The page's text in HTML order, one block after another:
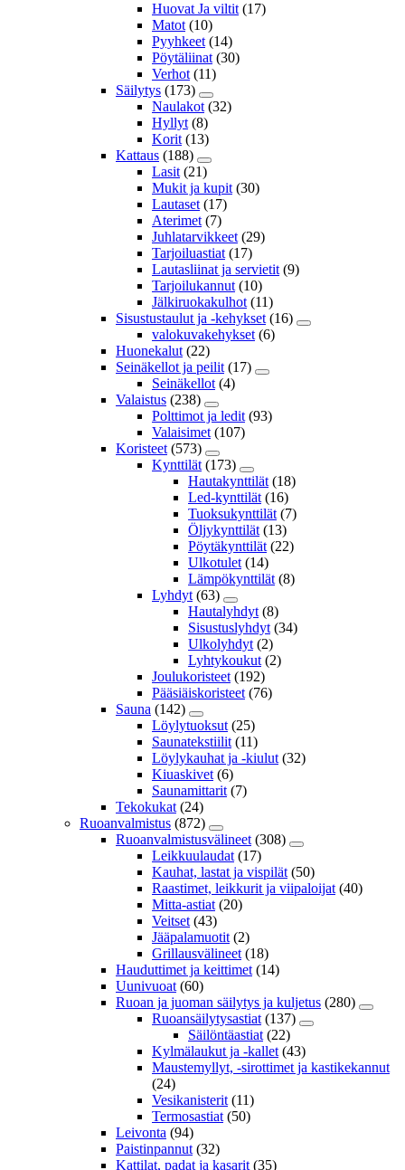
Huovat Ja viltit (17)
Matot (10)
Pyyhkeet (14)
Pöytäliinat (30)
Verhot (11)
Säilytys (173)
Naulakot (32)
Hyllyt (8)
Korit (13)
Kattaus (188)
Lasit (21)
Mukit ja kupit (30)
Lautaset (17)
Aterimet (7)
Juhlatarvikkeet (29)
Tarjoiluastiat (17)
Lautasliinat ja servietit (9)
Tarjoilukannut (10)
Jälkiruokakulhot (11)
Sisustustaulut ja -kehykset (16)
valokuvakehykset (6)
Huonekalut (22)
Seinäkellot ja peilit (17)
Seinäkellot (4)
Valaistus (238)
Polttimot ja ledit (93)
Valaisimet (107)
Koristeet (573)
Kynttilät (173)
Hautakynttilät (18)
Led-kynttilät (16)
Tuoksukynttilät (7)
Öljykynttilät (13)
Pöytäkynttilät (22)
Ulkotulet (14)
Lämpökynttilät (8)
Lyhdyt (63)
Hautalyhdyt (8)
Sisustuslyhdyt (34)
Ulkolyhdyt (2)
Lyhtykoukut (2)
Joulukoristeet (192)
Pääsiäiskoristeet (76)
Sauna (142)
Löylytuoksut (25)
Saunatekstiilit (11)
Löylykauhat ja -kiulut (32)
Kiuaskivet (6)
Saunamittarit (7)
Tekokukat (24)
Ruoanvalmistus (872)
Ruoanvalmistusvälineet (308)
Leikkuulaudat (17)
Kauhat, lastat ja vispilät (50)
Raastimet, leikkurit ja viipaloijat (40)
Mitta-astiat (20)
Veitset (43)
Jääpalamuotit (2)
Grillausvälineet (18)
Hauduttimet ja keittimet (14)
Uunivuoat (60)
Ruoan ja juoman säilytys ja kuljetus (280)
Ruoansäilytysastiat (137)
Säilöntäastiat (22)
Kylmälaukut ja -kallet (43)
Maustemyllyt, -sirottimet ja kastikekannut
(24)
Vesikanisterit (11)
Termosastiat (50)
Leivonta (94)
Paistinpannut (32)
Kattilat, padat ja kasarit (35)